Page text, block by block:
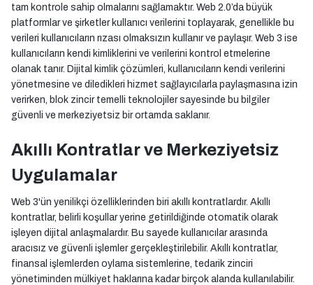
tam kontrole sahip olmalarını sağlamaktır. Web 2.0’da büyük
platformlar ve şirketler kullanıcı verilerini toplayarak, genellikle bu
verileri kullanıcıların rızası olmaksızın kullanır ve paylaşır. Web 3 ise
kullanıcıların kendi kimliklerini ve verilerini kontrol etmelerine
olanak tanır. Dijital kimlik çözümleri, kullanıcıların kendi verilerini
yönetmesine ve diledikleri hizmet sağlayıcılarla paylaşmasına izin
verirken, blok zincir temelli teknolojiler sayesinde bu bilgiler
güvenli ve merkeziyetsiz bir ortamda saklanır.
Akıllı Kontratlar ve Merkeziyetsiz
Uygulamalar
Web 3'ün yenilikçi özelliklerinden biri akıllı kontratlardır. Akıllı
kontratlar, belirli koşullar yerine getirildiğinde otomatik olarak
işleyen dijital anlaşmalardır. Bu sayede kullanıcılar arasında
aracısız ve güvenli işlemler gerçekleştirilebilir. Akıllı kontratlar,
finansal işlemlerden oylama sistemlerine, tedarik zinciri
yönetiminden mülkiyet haklarına kadar birçok alanda kullanılabilir.